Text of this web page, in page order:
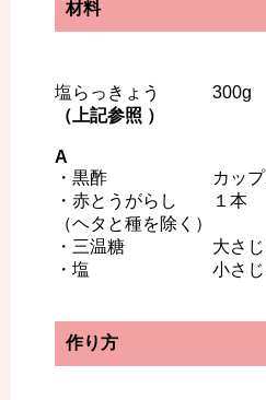
材料
塩らっきょう 300g
（上記参照 ）
A
・黒酢 カップ
・赤とうがらし １本
（ヘタと種を除く）
・三温糖 大さじ
・塩 小さじ１
作り方